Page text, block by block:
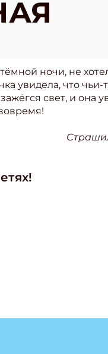
ночи, не
что чьи-
свет, и